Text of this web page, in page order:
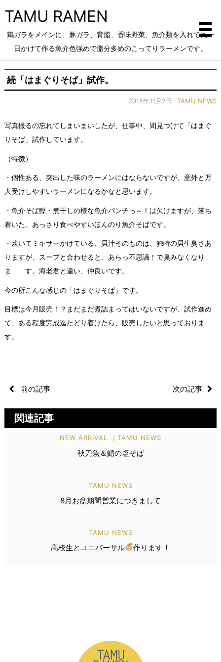
TAMU RAMEN
鶏ガラをメインに、豚ガラ、背脂、香味野菜、魚介類を入れて丸一
日かけて作る魚介色強めで脂分多めのこってりラーメンです。
続「はまぐりそば」試作。
2015年11月2日 TAMU NEWS
写真撮るの忘れてしまいまいしたが、仕事中、間見つけて「はまぐ
りそば」試作しています。
（特徴）
・個性ある、突出した味のラーメンにはならないですが、意外と万
人受けしやすいラーメンになるかなと思います。
・魚介そば鰹・煮干しの様な魚介パンチっ～！は欠けますが、落ち
着いた、あっさり食べやすいほんのり魚介そばです。
・炊いてミキサーかけている、貝汁そのものは、独特の貝生臭さあ
りますが、スープと合わせると、あらっ不思議！で臭みなくなり
ま す。海老君と違い、仲良いです。
今の所こんな感じの「はまぐりそば」です。
目標は今月販売！？まだまだ煮詰まってはいないですが、試作進め
て、ある程度完成迄たどり着けたら、販売したいと思っておりま
す。
前の記事 次の記事
関連記事
NEW ARRIVAL TAMU NEWS
秋刀魚＆鯖の塩そば
TAMU NEWS
8月お盆期間営業につきまして
TAMU NEWS
高校生とユニバーサル 作ります！